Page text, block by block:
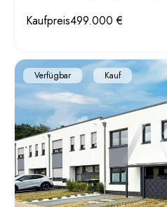
Kaufpreis499.000 €
Verfügbar Kauf